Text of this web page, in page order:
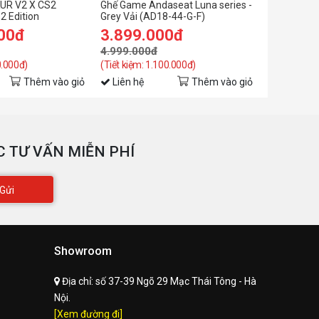
chân 5 cánh hình sao
xe 5 bánh nhựa
Tải trọng (kg) 136
thước (mm) 660x605x1435mm
KIỆN
cổ
V2 X CS2
Edition
Thêm vào giỏ
Ghế Game Andaseat Luna series -
Grey Vải (AD18-44-G-F)
3.899.000đ
4.999.000đ
(Tiết kiệm: 1.100.000đ)
Liên hệ Thêm vào giỏ
TƯ VẤN MIỄN PHÍ
Gửi
Showroom
Địa chỉ: số 37-39 Ngõ 29 Mạc Thái Tông - Hà
Nội.
[Xem đường đi]